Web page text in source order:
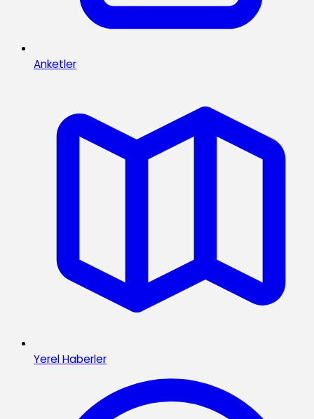
Anketler
Yerel Haberler